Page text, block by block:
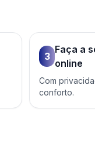
3
Faça a
online
Com
conforto.